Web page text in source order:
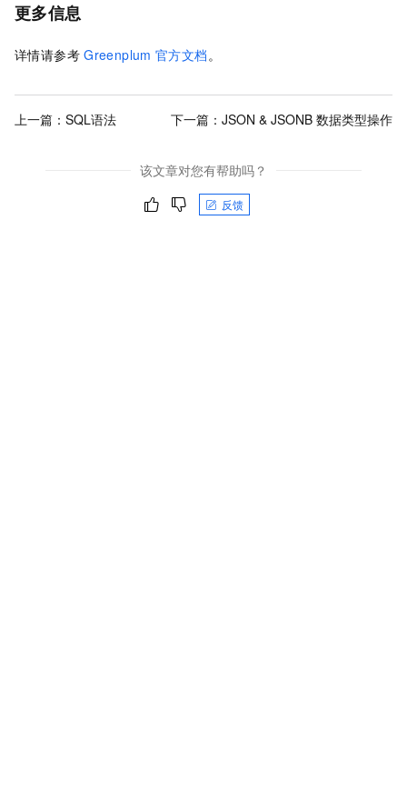
更多信息
详情请参考 Greenplum 官方文档。
上一篇： SQL语法 下一篇： JSON & JSONB 数据类型操作
该文章对您有帮助吗？
反馈